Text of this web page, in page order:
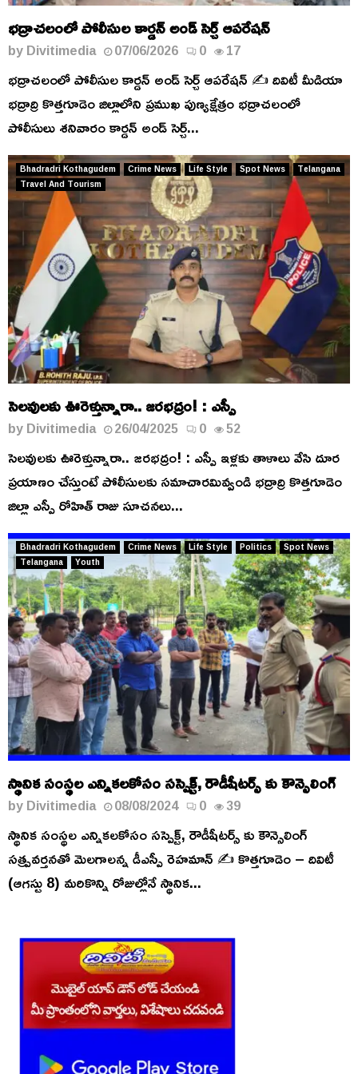
భద్రాచలంలో పోలీసుల కార్డన్ అండ్ సెర్చ్ ఆపరేషన్
byDivitimedia 07/06/2026 0 17
భద్రాచలంలో పోలీసుల కార్డన్ అండ్ సెర్చ్ ఆపరేషన్ ✍️ దివిటీ మీడియా
భద్రాద్రి కొత్తగూడెం జిల్లాలోని ప్రముఖ పుణ్యక్షేత్రం భద్రాచలంలో
పోలీసులు శనివారం కార్డన్ అండ్ సెర్చ్...
Bhadradri Kothagudem Crime News Life Style Spot News
Telangana
Travel And Tourism
సెలవులకు ఊరెళ్తున్నారా.. జరభద్రం! : ఎస్పీ
byDivitimedia 26/04/2025 0 52
సెలవులకు ఊరెళ్తున్నారా.. జరభద్రం! : ఎస్పీ ఇళ్లకు తాళాలు వేసి దూర
ప్రయాణం చేస్తుంటే పోలీసులకు సమాచారమివ్వండి భద్రాద్రి కొత్తగూడెం
జిల్లా ఎస్పీ రోహిత్ రాజు సూచనలు...
Bhadradri Kothagudem Crime News Life Style Politics
Spot News
Telangana
Youth
స్థానిక సంస్థల ఎన్నికలకోసం సస్పెక్ట్, రౌడీషీటర్స్ కు కౌన్సెలింగ్
byDivitimedia 08/08/2024 0 39
స్థానిక సంస్థల ఎన్నికలకోసం సస్పెక్ట్, రౌడీషీటర్స్ కు కౌన్సెలింగ్
సత్ప్రవర్తనతో మెలగాలన్న డీఎస్పీ రెహమాన్ ✍️ కొత్తగూడెం – దివిటీ
(ఆగస్టు 8) మరికొన్ని రోజుల్లోనే స్థానిక...